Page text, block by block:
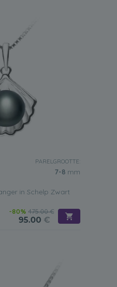
PARELGROOTTE:
7-8 mm
in Schelp Zwart
-80% 475.00 €
95.00 €